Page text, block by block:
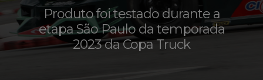
Produto foi testado durante a
etapa São Paulo da temporada
2023 da Copa Truck